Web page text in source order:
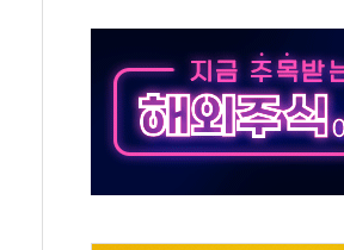
열질환자 2872명